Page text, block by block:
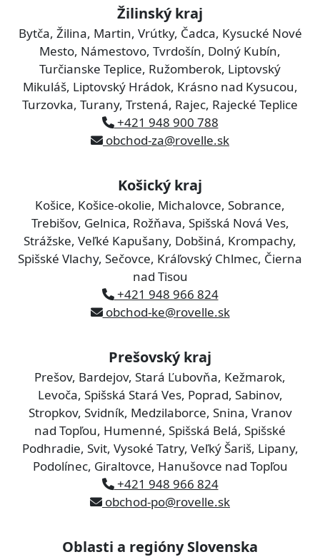
Žilinský kraj
Bytča, Žilina, Martin, Vrútky, Čadca, Kysucké Nové
Mesto, Námestovo, Tvrdošín, Dolný Kubín,
Turčianske Teplice, Ružomberok, Liptovský
Mikuláš, Liptovský Hrádok, Krásno nad Kysucou,
Turzovka, Turany, Trstená, Rajec, Rajecké Teplice
+421 948 900 788
obchod-za@rovelle.sk
Košický kraj
Košice, Košice-okolie, Michalovce, Sobrance,
Trebišov, Gelnica, Rožňava, Spišská Nová Ves,
Strážske, Veľké Kapušany, Dobšiná, Krompachy,
Spišské Vlachy, Sečovce, Kráľovský Chlmec, Čierna
nad Tisou
+421 948 966 824
obchod-ke@rovelle.sk
Prešovský kraj
Prešov, Bardejov, Stará Ľubovňa, Kežmarok,
Levoča, Spišská Stará Ves, Poprad, Sabinov,
Stropkov, Svidník, Medzilaborce, Snina, Vranov
nad Topľou, Humenné, Spišská Belá, Spišské
Podhradie, Svit, Vysoké Tatry, Veľký Šariš, Lipany,
Podolínec, Giraltovce, Hanušovce nad Topľou
+421 948 966 824
obchod-po@rovelle.sk
Oblasti a regióny Slovenska